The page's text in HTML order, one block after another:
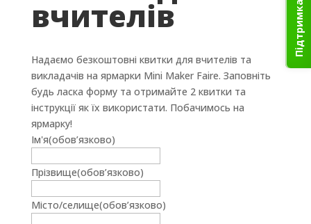
Підтримка
вчителів
Надаємо безкоштовні квитки для вчителів та
викладачів на ярмарки Mini Maker Faire. Заповніть
будь ласка форму та отримайте 2 квитки та
інструкції як їх використати. Побачимось на
ярмарку!
Ім'я(обов’язково)
Прізвище(обов’язково)
Місто/селище(обов’язково)